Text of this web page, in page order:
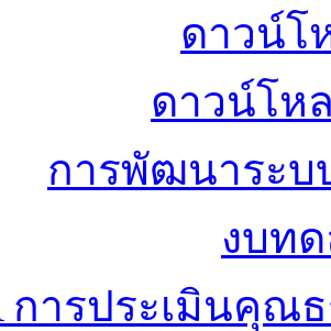
ดาวน์โ
ดาวน์โห
การพัฒนาระ
งบท
การประเมินคุณ